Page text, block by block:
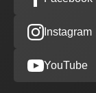
Instagram
YouTube